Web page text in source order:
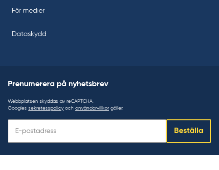
För medier
Dataskydd
Prenumerera på nyhetsbrev
Webbplatsen skyddas av reCAPTCHA.
Googles sekretesspolicy och användarvillkor gäller.
Beställa